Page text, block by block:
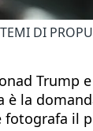
DI
è la
fotografa il